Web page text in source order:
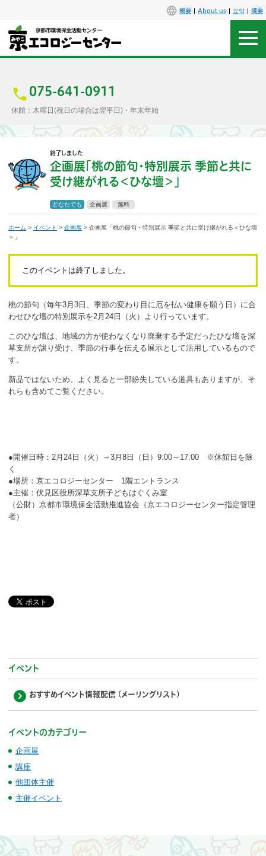
概要 About us 요약 摘要
075-641-0911
休館：木曜日(祝日の場合は翌平日)・年末年始
アクセス
施設案内
エコセンで楽しもう
ボランティア
一般の方
団体で見学希望の方
終了しました
企画展「桃の節句・特別展示 季節と共に
受け継がれる＜ひな壇＞」
どなたでも 企画展 無料
ホーム > イベント > 企画展 > 企画展「桃の節句・特別展示 季節と共に受け継がれる＜ひな壇
＞」
このイベントは終了しました。
桃の節句（毎年3月3日、季節の変わり目に厄を払い健康を願う日）に合
わせひな壇の特別展示を2月24日（火）より行っています。
このひな壇は、地域の方が使わなくなり廃棄する予定だったひな壇を深
草支所が譲り受け、季節の行事を伝える展示として活用しているもので
す。
新品ではないため、よく見ると一部紛失している道具もありますが、そ
れらも含めてご覧ください。
●開催日時：2月24日（火）～3月8日（日）9:00～17:00 ※休館日を除
く
●場所：京エコロジーセンター 1階エントランス
●主催：伏見区役所深草支所子どもはぐくみ室
（公財）京都市環境保全活動推進協会（京エコロジーセンター指定管理
者）
イベント
おすすめイベント情報配信 (メーリングリスト)
イベントのカテゴリー
企画展
講座
他団体主催
主催イベント